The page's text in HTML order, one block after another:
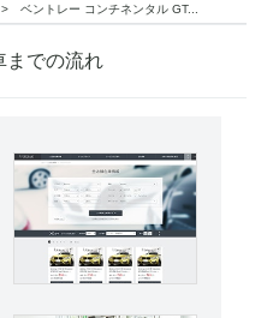
ベントレー コンチネンタル GT...
までの流れ